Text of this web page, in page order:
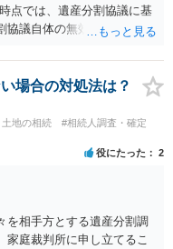
点では、遺産分割協議に基
協議自体の無効を裁判所が
祖母様の認知能力に関する
の効力が否定される可能性
加わっていること ・御祖母
誰にあったかの立証が困難
議の効力が否定される可能
非常に高い）ということが
場合の対処法は？
地の相続
#相続人調査・確定
役にたった 2
を相手方とする遺産分割調
家庭裁判所に申し立てるこ